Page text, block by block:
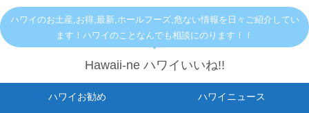
ハワイのお土産,お得,最新,ホールフーズ,危ない情報を日々ご紹介してい
ます！ハワイのことなんでも相談にのります！！
Hawaii-ne ハワイいいね!!
ハワイお勧め ハワイニュース